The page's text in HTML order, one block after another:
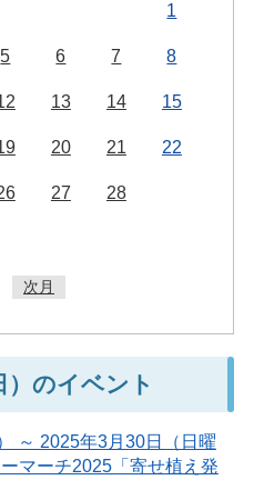
1
5 6 7 8
13 14 15
20 21 22
27 28
次月
）のイベント
～ 2025年3月30日（日曜
マーチ2025「寄せ植え発